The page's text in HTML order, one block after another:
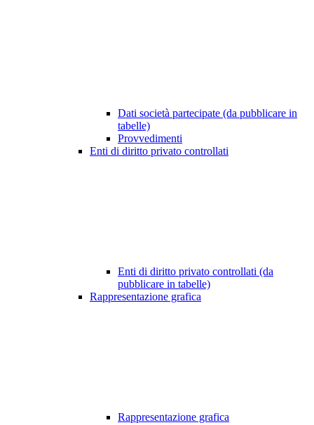
Dati società partecipate (da pubblicare in
tabelle)
Provvedimenti
Enti di diritto privato controllati
Enti di diritto privato controllati (da
pubblicare in tabelle)
Rappresentazione grafica
Rappresentazione grafica